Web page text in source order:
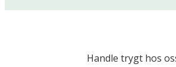
Handle trygt hos